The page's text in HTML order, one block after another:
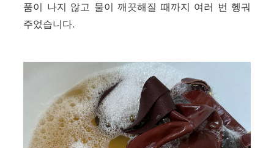
품이 나지 않고 물이 깨끗해질 때까지 여러 번 헹궈
주었습니다.